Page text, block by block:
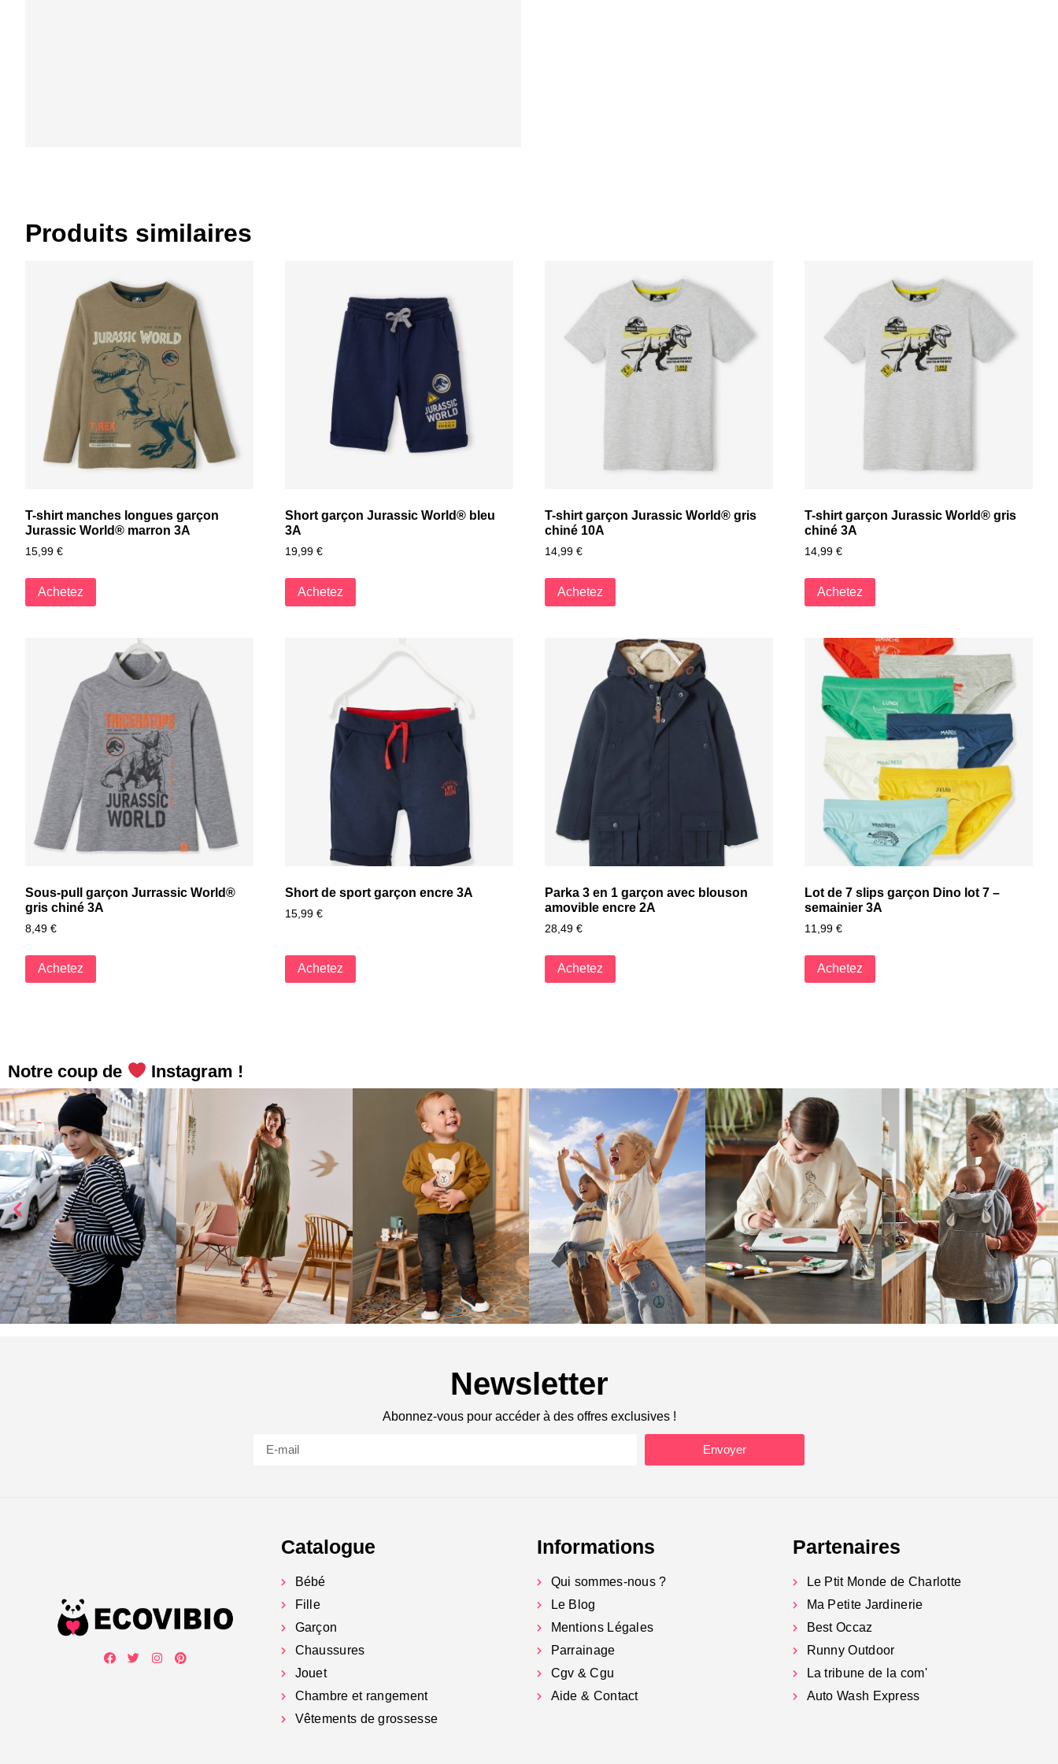
Produits similaires
T-shirt manches longues garçon
Jurassic World® marron 3A
15,99 €
Achetez
Short garçon Jurassic World® bleu
3A
19,99 €
Achetez
T-shirt garçon Jurassic World® gris
chiné 10A
14,99 €
Achetez
T-shirt garçon Jurassic World® gris
chiné 3A
14,99 €
Achetez
Sous-pull garçon Jurrassic World®
gris chiné 3A
8,49 €
Achetez
Short de sport garçon encre 3A
15,99 €
Achetez
Parka 3 en 1 garçon avec blouson
amovible encre 2A
28,49 €
Achetez
Lot de 7 slips garçon Dino lot 7 –
semainier 3A
11,99 €
Achetez
Notre coup de Instagram !
Newsletter
Abonnez-vous pour accéder à des offres exclusives !
Envoyer
Catalogue
Bébé
Fille
Garçon
Chaussures
Jouet
Chambre et rangement
Vêtements de grossesse
Informations
Qui sommes-nous ?
Le Blog
Mentions Légales
Parrainage
Cgv & Cgu
Aide & Contact
Partenaires
Le Ptit Monde de Charlotte
Ma Petite Jardinerie
Best Occaz
Runny Outdoor
La tribune de la com'
Auto Wash Express